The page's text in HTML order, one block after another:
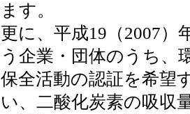
ます。
更に、平成19（2007）
う企業・団体のうち、
保全活動の認証を希望
い、二酸化炭素の吸収